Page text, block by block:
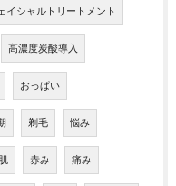
イシャルトリートメント
高濃度炭酸導入
おっぱい
剃毛 悩み
赤み 痛み